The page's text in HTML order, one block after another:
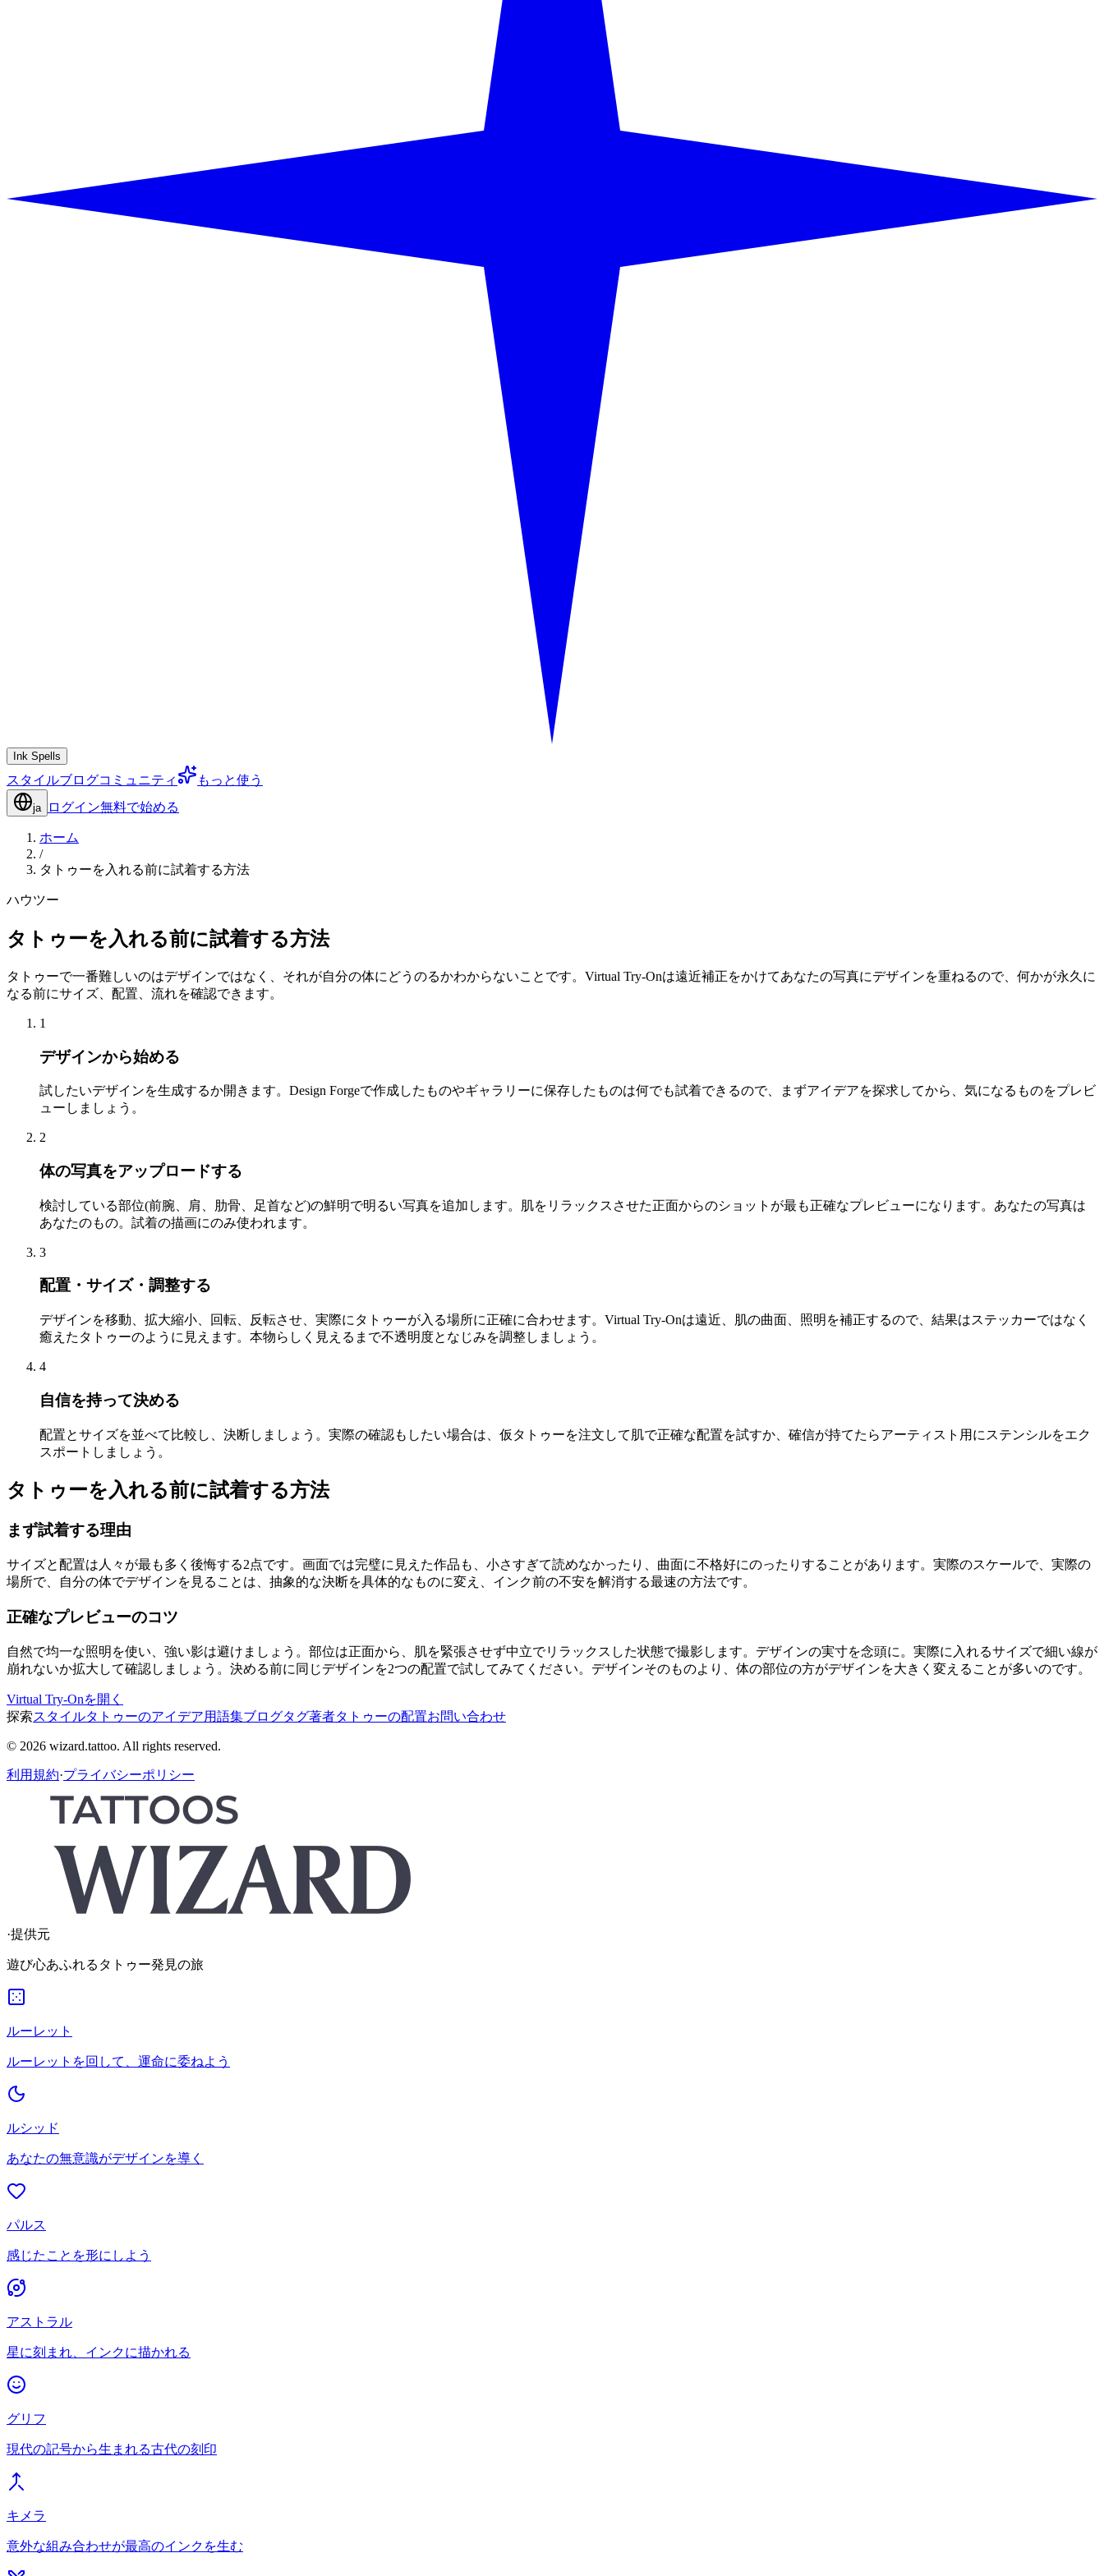
Ink Spells
スタイルブログコミュニティ もっと使う
ja ログイン無料で始める
ホーム
/
タトゥーを入れる前に試着する方法
ハウツー
タトゥーを入れる前に試着する方法
タトゥーで一番難しいのはデザインではなく、それが自分の体にどうのるかわからないことです。Virtual Try-Onは遠近補正をかけてあなたの写真にデザインを重ねるので、何かが永久に
なる前にサイズ、配置、流れを確認できます。
1
デザインから始める
試したいデザインを生成するか開きます。Design Forgeで作成したものやギャラリーに保存したものは何でも試着できるので、まずアイデアを探求してから、気になるものをプレビ
ューしましょう。
2
体の写真をアップロードする
検討している部位(前腕、肩、肋骨、足首など)の鮮明で明るい写真を追加します。肌をリラックスさせた正面からのショットが最も正確なプレビューになります。あなたの写真は
あなたのもの。試着の描画にのみ使われます。
3
配置・サイズ・調整する
デザインを移動、拡大縮小、回転、反転させ、実際にタトゥーが入る場所に正確に合わせます。Virtual Try-Onは遠近、肌の曲面、照明を補正するので、結果はステッカーではなく
癒えたタトゥーのように見えます。本物らしく見えるまで不透明度となじみを調整しましょう。
4
自信を持って決める
配置とサイズを並べて比較し、決断しましょう。実際の確認もしたい場合は、仮タトゥーを注文して肌で正確な配置を試すか、確信が持てたらアーティスト用にステンシルをエク
スポートしましょう。
タトゥーを入れる前に試着する方法
まず試着する理由
サイズと配置は人々が最も多く後悔する2点です。画面では完璧に見えた作品も、小さすぎて読めなかったり、曲面に不格好にのったりすることがあります。実際のスケールで、実際の
場所で、自分の体でデザインを見ることは、抽象的な決断を具体的なものに変え、インク前の不安を解消する最速の方法です。
正確なプレビューのコツ
自然で均一な照明を使い、強い影は避けましょう。部位は正面から、肌を緊張させず中立でリラックスした状態で撮影します。デザインの実寸を念頭に。実際に入れるサイズで細い線が
崩れないか拡大して確認しましょう。決める前に同じデザインを2つの配置で試してみてください。デザインそのものより、体の部位の方がデザインを大きく変えることが多いのです。
Virtual Try-Onを開く
探索スタイルタトゥーのアイデア用語集ブログタグ著者タトゥーの配置お問い合わせ
© 2026 wizard.tattoo. All rights reserved.
利用規約·プライバシーポリシー
·提供元
遊び心あふれるタトゥー発見の旅
ルーレット
ルーレットを回して、運命に委ねよう
ルシッド
あなたの無意識がデザインを導く
パルス
感じたことを形にしよう
アストラル
星に刻まれ、インクに描かれる
グリフ
現代の記号から生まれる古代の刻印
キメラ
意外な組み合わせが最高のインクを生む